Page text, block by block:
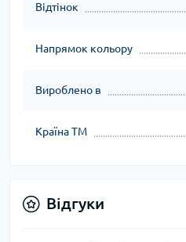
Відтінок
Напрямок кольору
Вироблено в
Країна ТМ
Відгуки